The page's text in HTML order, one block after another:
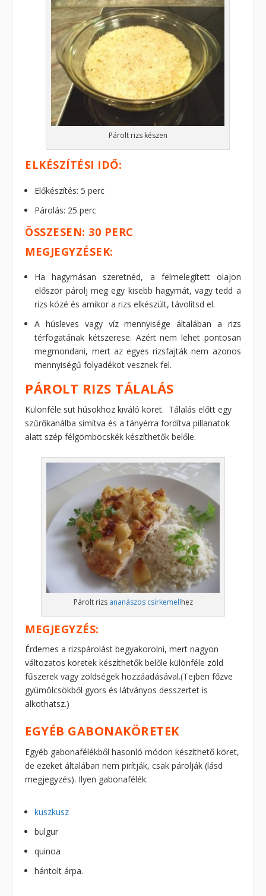
Párolt rizs készen
ELKÉSZÍTÉSI IDŐ:
Előkészítés: 5 perc
Párolás: 25 perc
ÖSSZESEN: 30 PERC
MEGJEGYZÉSEK:
Ha hagymásan szeretnéd, a felmelegített olajon
először párolj meg egy kisebb hagymát, vagy tedd a
rizs közé és amikor a rizs elkészült, távolítsd el.
A húsleves vagy víz mennyisége általában a rizs
térfogatának kétszerese. Azért nem lehet pontosan
megmondani, mert az egyes rizsfajták nem azonos
mennyiségű folyadékot vesznek fel.
PÁROLT RIZS TÁLALÁS
Különféle süt húsokhoz kiváló köret. Tálalás előtt egy
szűrőkanálba simítva és a tányérra fordítva pillanatok
alatt szép félgömböcskék készíthetők belőle.
Párolt rizs ananászos csirkemellhez
MEGJEGYZÉS:
Érdemes a rizspárolást begyakorolni, mert nagyon
változatos köretek készíthetők belőle különféle zöld
fűszerek vagy zöldségek hozzáadásával.(Tejben főzve
gyümölcsökből gyors és látványos desszertet is
alkothatsz.)
EGYÉB GABONAKÖRETEK
Egyéb gabonafélékből hasonló módon készíthető köret,
de ezeket általában nem pirítják, csak párolják (lásd
megjegyzés). Ilyen gabonafélék:
kuszkusz
bulgur
quinoa
hántolt árpa.